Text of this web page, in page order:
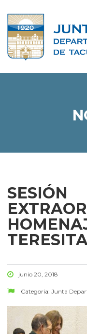
SESIÓN
junio 20, 2018
Categoría: Junta